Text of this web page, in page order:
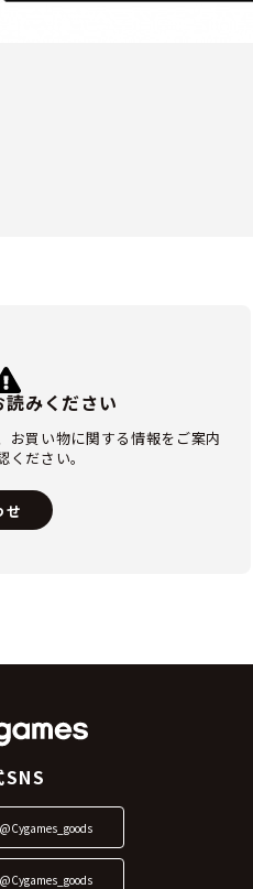
みください
お買い物に関する情報をご案内
ださい。
せ
SNS
@Cygames_goods
@Cygames_goods